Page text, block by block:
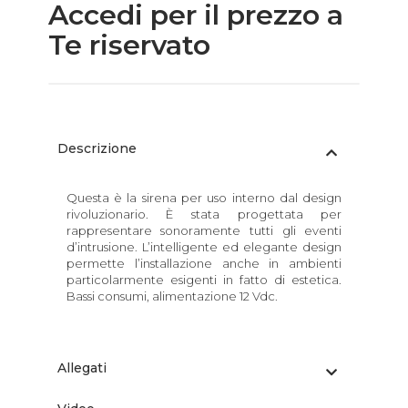
Accedi per il prezzo a
Te riservato
Descrizione
Questa è la sirena per uso interno dal design
rivoluzionario. È stata progettata per
rappresentare sonoramente tutti gli eventi
d’intrusione. L’intelligente ed elegante design
permette l’installazione anche in ambienti
particolarmente esigenti in fatto di estetica.
Bassi consumi, alimentazione 12 Vdc.
Allegati